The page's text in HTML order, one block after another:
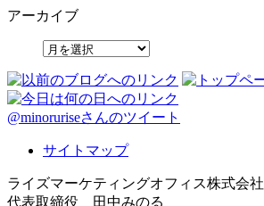
アーカイブ
@minoruriseさんのツイート
サイトマップ
ライズマーケティングオフィス株式会社
代表取締役 田中みのる